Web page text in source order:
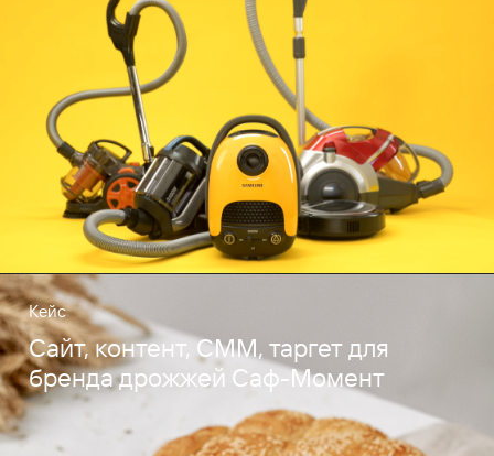
Кейс
Сайт, контент, СММ, таргет для
бренда дрожжей Саф-Момент